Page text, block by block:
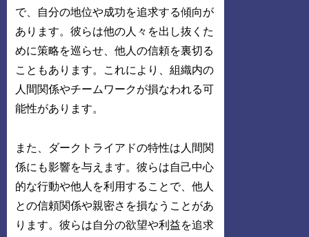
で、自分の地位や成功を追求する傾向が
あります。彼らは他の人々を出し抜くた
めに策略を巡らせ、他人の信頼を裏切る
こともあります。これにより、組織内の
人間関係やチームワークが損なわれる可
能性があります。
また、ダークトライアドの特性は人間関
係にも影響を与えます。彼らは自己中心
的な行動や他人を利用することで、他人
との信頼関係や親密さを損なうことがあ
ります。彼らは自分の欲望や利益を追求